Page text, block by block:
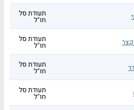
תעודת סל
חו"ל
קצר תעודת סל
חו"ל
תעודת סל
חו"ל
תעודת סל
חו"ל